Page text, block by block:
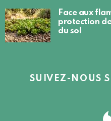
Face aux
protection
du sol
SUIVEZ-NOUS